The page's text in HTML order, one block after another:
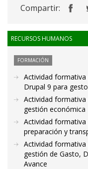
Compartir:
RECURSOS HUMANOS
FORMACIÓN
Actividad formativa
Drupal 9 para
Actividad formativa
gestión económica
Actividad formativa
preparación y
Actividad formativa
gestión de Gasto,
Avance